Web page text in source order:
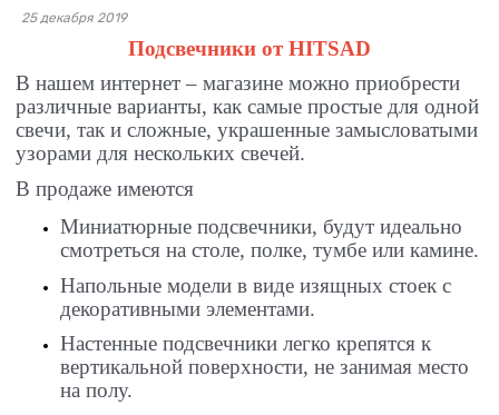
25 декабря 2019
Подсвечники от HITSAD
В нашем интернет – магазине можно приобрести
различные варианты, как самые простые для одной
свечи, так и сложные, украшенные замысловатыми
узорами для нескольких свечей.
В продаже имеются
Миниатюрные подсвечники, будут идеально
смотреться на столе, полке, тумбе или камине.
Напольные модели в виде изящных стоек с
декоративными элементами.
Настенные подсвечники легко крепятся к
вертикальной поверхности, не занимая место
на полу.